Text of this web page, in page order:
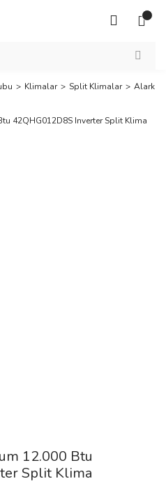
Klimalar Split Klimalar Alarko-
12.000 Btu
Split Klima